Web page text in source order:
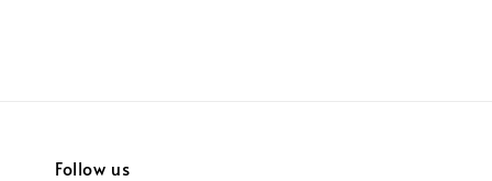
Follow us